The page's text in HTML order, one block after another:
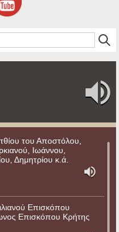
του Αποστόλου,
Ιωάννου,
Δημητρίου κ.ά.
Επισκόπου
Επισκόπου Κρήτης